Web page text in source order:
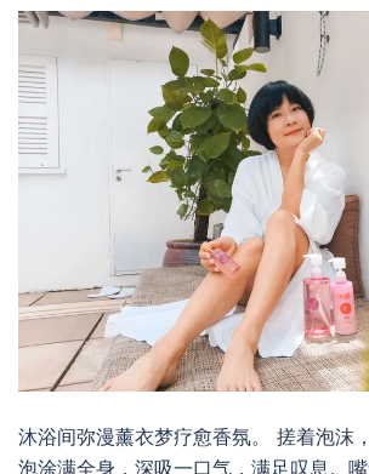
沐浴间弥漫薰衣梦疗愈香氛。 搓着泡沫
泡涂满全身，深吸一口气，满足叹息。